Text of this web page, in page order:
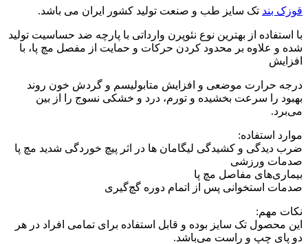
قوزک بند تک سایز طب و صنعت تولید کشور ایران می باشد.
با استفاده از بهترین نوع نئوپرن وارداتی با پارچه ضد حساسیت تولید
شده و علاوه بر محدود کردن حرکات و حمایت از مفصل مچ پا، با
افزایش
درجه حرارت موضعی و افزایش متابولیسم و گردش خون روند
بهبود را سرعت بخشیده و تورم، درد و خشکی نسوج را از بین
می‌برد.
موارد استفاده:
ضرب‌ دیدگی و کشیدگی لیگامان ‌ها در اثر پیچ خوردگی شدید مچ پا
صدمات ورزشی
بیماری‌های مفاصل مچ پا
صدمات استخوانی پس از اتمام دوره گچ‌گیری
نکات مهم:
این محصول تک ‌سایز بوده و قابل استفاده برای تمامی افراد در هر
دو پای چپ و راست می‌باشد.